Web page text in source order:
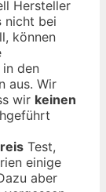
Hersteller
nicht bei
können
den
aus. Wir
wir keinen
Test,
einige
aber